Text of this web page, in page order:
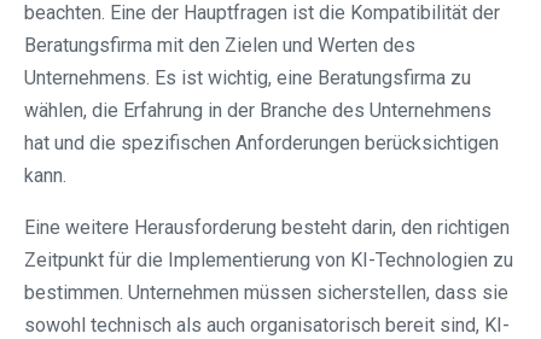
beachten. Eine der Hauptfragen ist die Kompatibilität der
Beratungsfirma mit den Zielen und Werten des
Unternehmens. Es ist wichtig, eine Beratungsfirma zu
wählen, die Erfahrung in der Branche des Unternehmens
hat und die spezifischen Anforderungen berücksichtigen
kann.
Eine weitere Herausforderung besteht darin, den richtigen
Zeitpunkt für die Implementierung von KI-Technologien zu
bestimmen. Unternehmen müssen sicherstellen, dass sie
sowohl technisch als auch organisatorisch bereit sind, KI-